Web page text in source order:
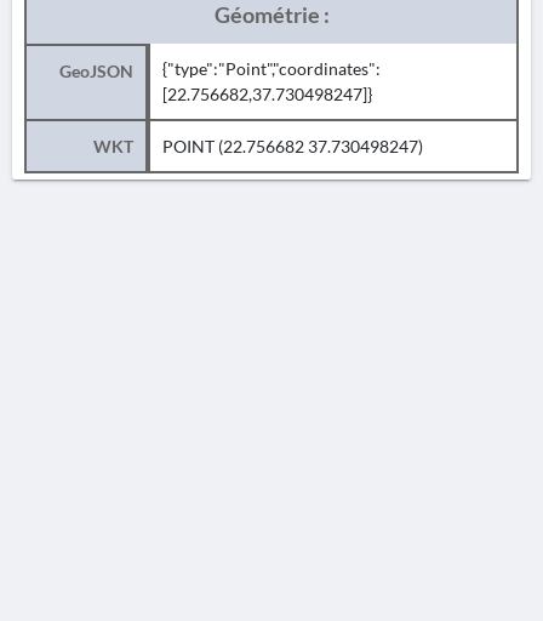
Géométrie :
GeoJSON
{"type":"Point","coordinates":
[22.756682,37.730498247]}
WKT POINT (22.756682 37.730498247)